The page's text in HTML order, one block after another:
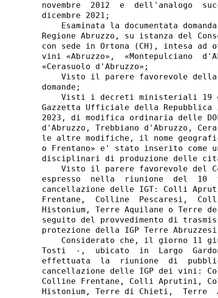
novembre  2012  e  dell'analogo
dicembre 2021;
Esaminata la documentata
Regione Abruzzo, su istanza del
con sede in Ortona (CH), intesa ad
vini «Abruzzo»,  «Montepulciano
«Cerasuolo d'Abruzzo»;
Visto il parere favorevole
domande;
Visti i decreti ministeriali 19
Gazzetta Ufficiale della
2023, di modifica ordinaria delle
d'Abruzzo, Trebbiano d'Abruzzo,
le altre modifiche, il nome
o Frentano» e' stato inserito
disciplinari di produzione delle
Visto il parere favorevole del
espresso  nella  riunione  del  10
cancellazione delle IGT: Colli
Frentane,  Colline  Pescaresi,
Histonium, Terre Aquilane o
seguito del provvedimento di
protezione della IGP Terre
Considerato che, il giorno 11
Tosti  -,  ubicato  in  Largo
effettuata  la  riunione  di
cancellazione delle IGP dei vini:
Colline Frentane, Colli Aprutini,
Histonium, Terre di Chieti,  Terre